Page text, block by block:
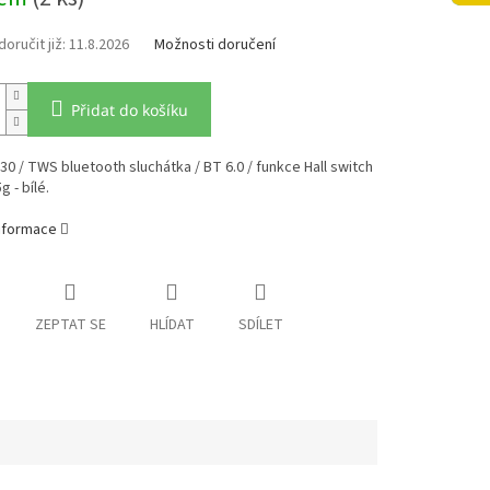
11.8.2026 Možnosti doručení
Přidat do košíku
/ TWS bluetooth sluchátka / BT 6.0 / funkce Hall switch
- bílé.
ZEPTAT SE HLÍDAT SDÍLET